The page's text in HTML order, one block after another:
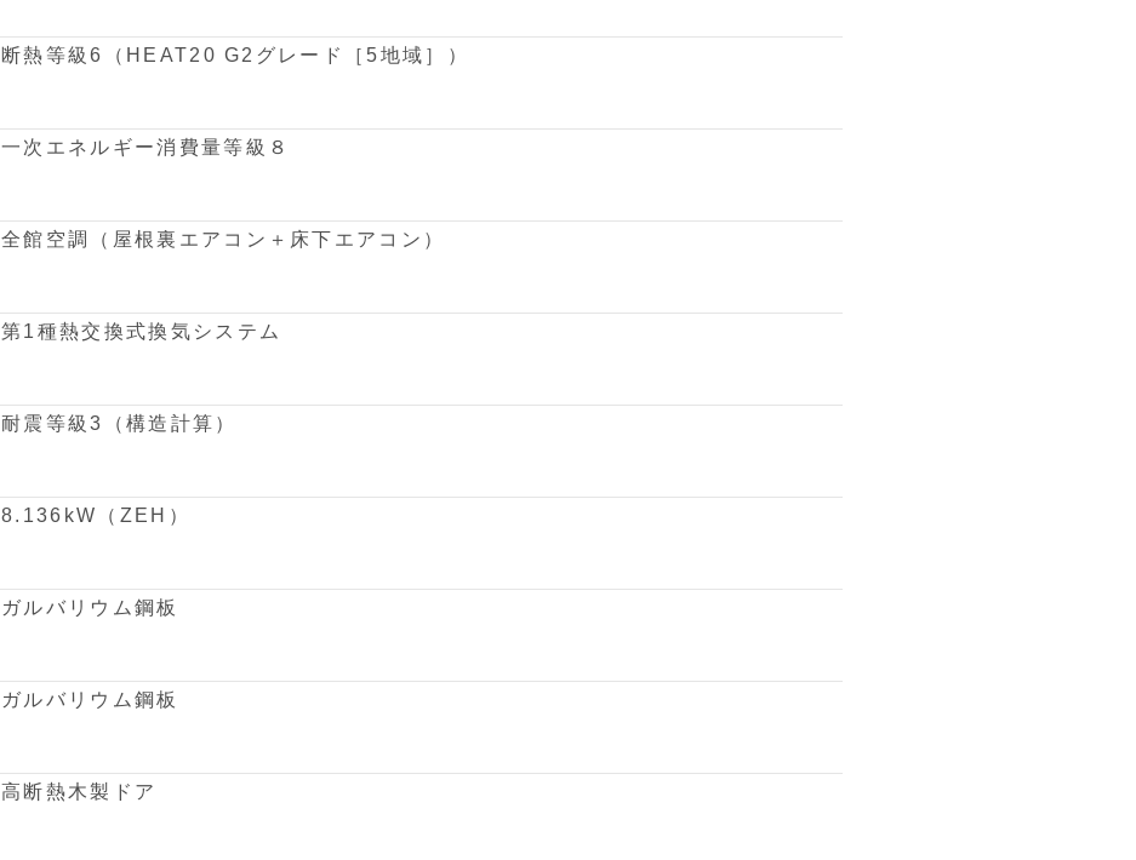
断熱等級6（HEAT20 G2グレード［5地域］）
一次エネルギー消費量等級８
全館空調（屋根裏エアコン＋床下エアコン）
第1種熱交換式換気システム
耐震等級3（構造計算）
8.136kW（ZEH）
ガルバリウム鋼板
ガルバリウム鋼板
高断熱木製ドア